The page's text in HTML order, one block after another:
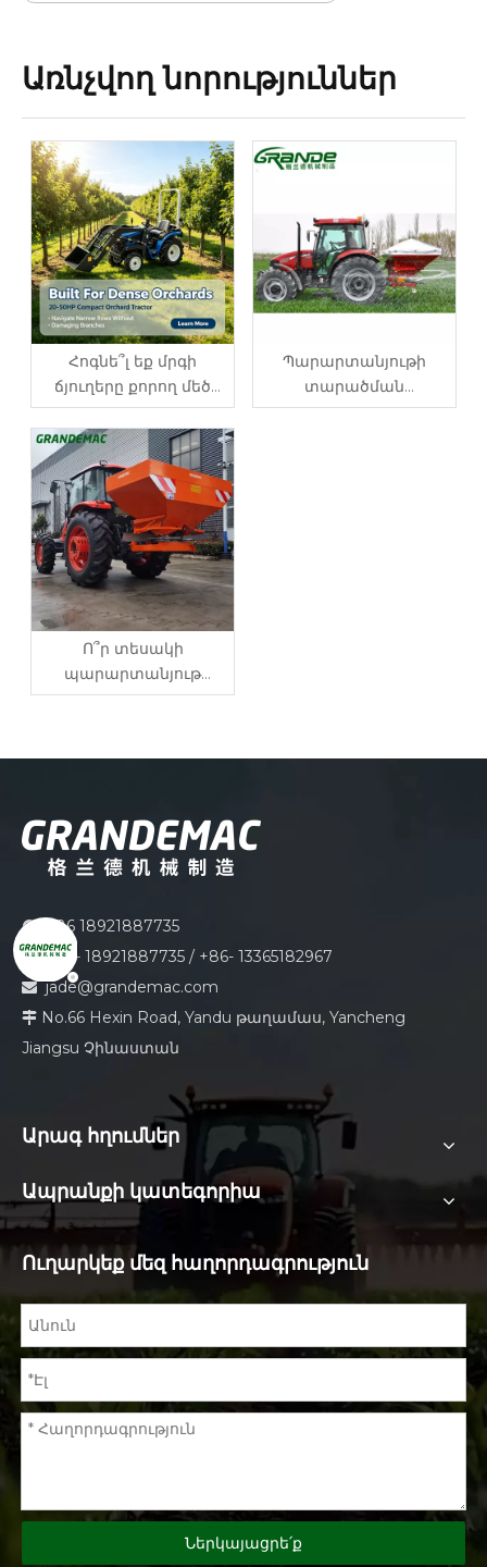
Առնչվող նորություններ
Հոգնե՞լ եք մրգի
ճյուղերը քորող մեծ
տրակտորներից: 20-
50HP Blue Compact
Orchard տրակտորը
լուծում է այն
Պարարտանյութի
տարածման
հրահանգներ
Ո՞ր տեսակի
պարարտանյութ
տարածողն է
 +86 18921887735
+86- 18921887735 / +86- 13365182967
 jade@grandemac.com
 No.66 Hexin Road, Yandu թաղամաս, Yancheng
Jiangsu Չինաստան
Արագ հղումներ
Ապրանքի կատեգորիա
Ուղարկեք մեզ հաղորդագրություն
Ներկայացրե՛ք